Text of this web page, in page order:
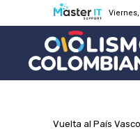
Viernes,
Vuelta al País